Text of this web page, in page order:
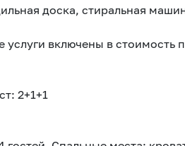
доска, стиральная
услуги включены в стоимость
2+1+1